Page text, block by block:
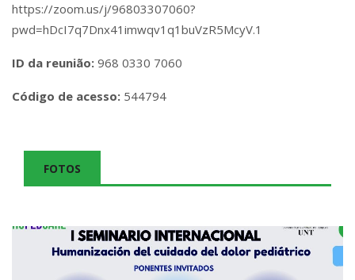
https://zoom.us/j/96803307060?
pwd=hDcI7q7Dnx41imwqv1q1buVzR5McyV.1
ID da reunião: 968 0330 7060
Código de acesso: 544794
FOTOS